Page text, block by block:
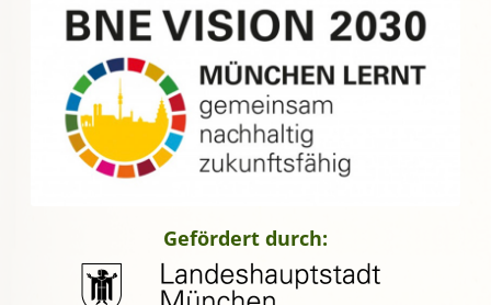
Gefördert durch: